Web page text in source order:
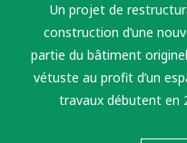
Un projet de
construction d’une
partie du bâtiment
vétuste au profit d’un
travaux débutent en